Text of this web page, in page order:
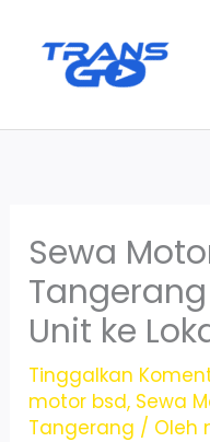
Sewa
Unit ke
Tinggalkan
motor bsd, Sewa
Tangerang / Oleh